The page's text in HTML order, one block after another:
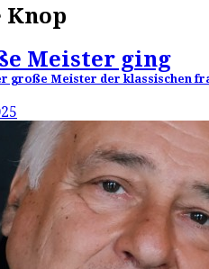
Knop
Meister ging
große Meister der klassischen